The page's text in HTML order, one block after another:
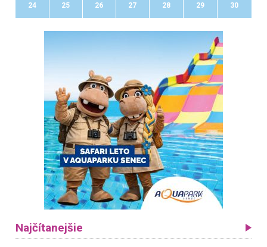
24 25 26 27 28 29 30
Najčítanejšie